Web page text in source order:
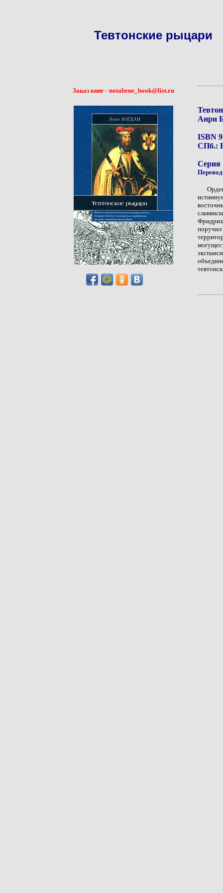
Тевтонские рыцари
Заказ книг - notabene_book@list.ru
Анри
ISBN
СПб.:
Серия